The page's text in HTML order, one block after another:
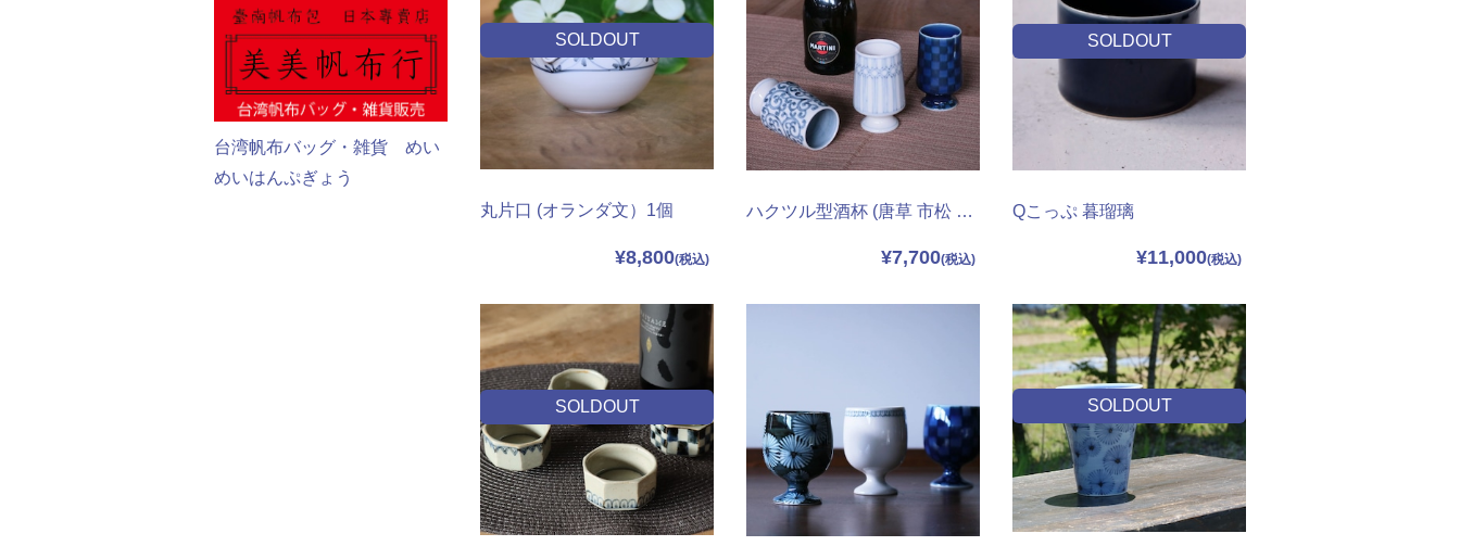
SOLDOUT
丸片口 (オランダ文）1個
¥8,800
ハクツル型酒杯 (唐草 市松 ヒシライン)
¥7,700
SOLDOUT
Qこっぷ 暮瑠璃
¥11,000
SOLDOUT SOLDOUT
台湾帆布バッグ・雑貨 めい
めいはんぷぎょう